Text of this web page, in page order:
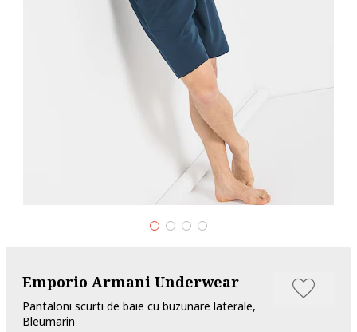
Emporio Armani Underwear
Pantaloni scurti de baie cu buzunare laterale,
Bleumarin